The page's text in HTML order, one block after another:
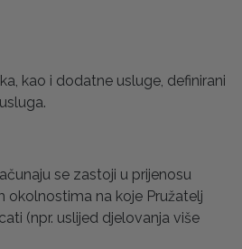
kao i dodatne usluge, definirani
se zastoji u prijenosu
okolnostima na koje Pružatelj
(npr. uslijed djelovanja više